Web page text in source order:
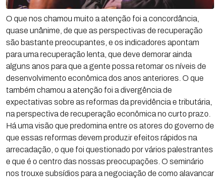
O que nos chamou muito a atenção foi a concordância,
quase unânime, de que as perspectivas de recuperação
são bastante preocupantes, e os indicadores apontam
para uma recuperação lenta, que deve demorar ainda
alguns anos para que a gente possa retomar os níveis de
desenvolvimento econômica dos anos anteriores. O que
também chamou a atenção foi a divergência de
expectativas sobre as reformas da previdência e tributária,
na perspectiva de recuperação econômica no curto prazo.
Há uma visão que predomina entre os atores do governo de
que essas reformas devem produzir efeitos rápidos na
arrecadação, o que foi questionado por vários palestrantes
e que é o centro das nossas preocupações. O seminário
nos trouxe subsídios para a negociação de como alavancar